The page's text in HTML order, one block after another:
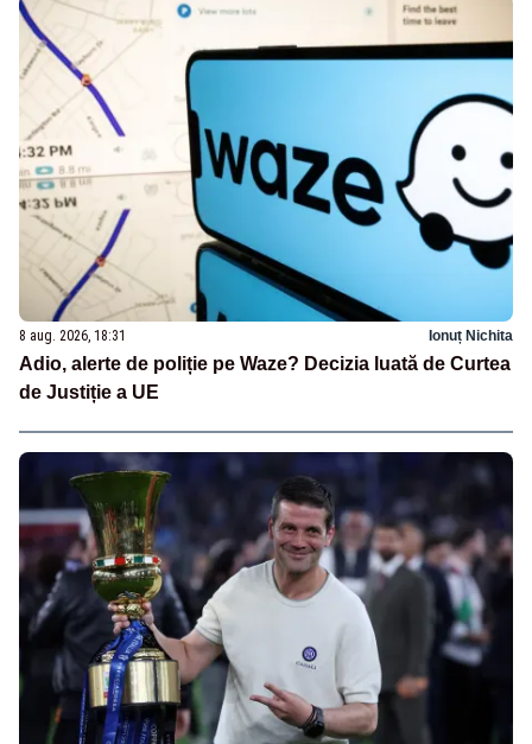
8 aug. 2026, 18:31 Ionuț Nichita
Adio, alerte de poliție pe Waze? Decizia luată de Curtea
de Justiție a UE